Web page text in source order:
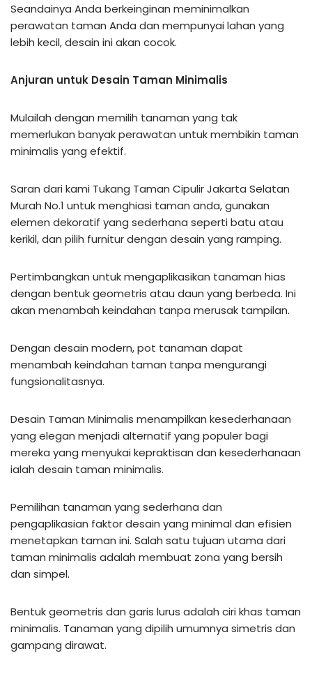
Seandainya Anda berkeinginan meminimalkan
perawatan taman Anda dan mempunyai lahan yang
lebih kecil, desain ini akan cocok.
Anjuran untuk Desain Taman Minimalis
Mulailah dengan memilih tanaman yang tak
memerlukan banyak perawatan untuk membikin taman
minimalis yang efektif.
Saran dari kami Tukang Taman Cipulir Jakarta Selatan
Murah No.1 untuk menghiasi taman anda, gunakan
elemen dekoratif yang sederhana seperti batu atau
kerikil, dan pilih furnitur dengan desain yang ramping.
Pertimbangkan untuk mengaplikasikan tanaman hias
dengan bentuk geometris atau daun yang berbeda. Ini
akan menambah keindahan tanpa merusak tampilan.
Dengan desain modern, pot tanaman dapat
menambah keindahan taman tanpa mengurangi
fungsionalitasnya.
Desain Taman Minimalis menampilkan kesederhanaan
yang elegan menjadi alternatif yang populer bagi
mereka yang menyukai kepraktisan dan kesederhanaan
ialah desain taman minimalis.
Pemilihan tanaman yang sederhana dan
pengaplikasian faktor desain yang minimal dan efisien
menetapkan taman ini. Salah satu tujuan utama dari
taman minimalis adalah membuat zona yang bersih
dan simpel.
Bentuk geometris dan garis lurus adalah ciri khas taman
minimalis. Tanaman yang dipilih umumnya simetris dan
gampang dirawat.